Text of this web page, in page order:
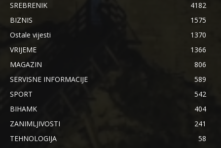
SREBRENIK
4182
BIZNIS
1575
Ostale vijesti
1370
VRIJEME
1366
MAGAZIN
806
SERVISNE INFORMACIJE
589
SPORT
542
BIHAMK
404
ZANIMLJIVOSTI
241
TEHNOLOGIJA
58